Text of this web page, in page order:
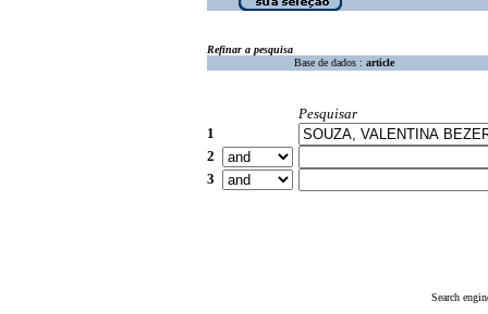
Refinar a pesquisa
Base de dados : article
Pesquisar
1
2
3
Search